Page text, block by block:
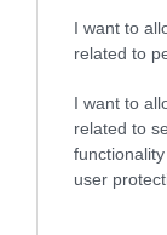
I want to
related to
I want to
related to
user
Még